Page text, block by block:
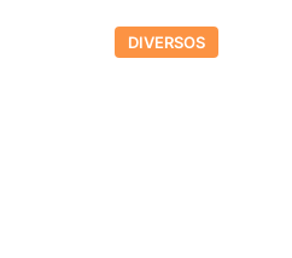
DIVERSOS